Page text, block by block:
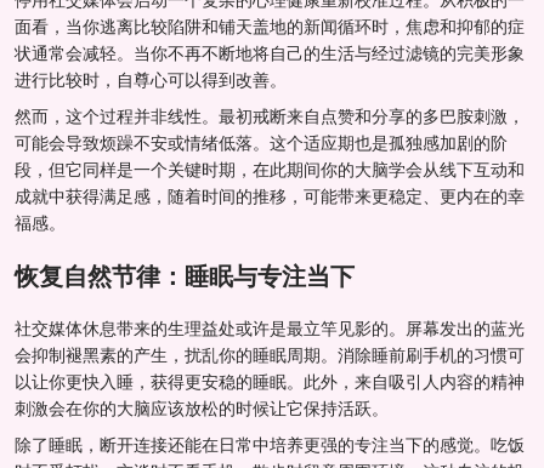
面看，当你逃离比较陷阱和铺天盖地的新闻循环时，焦虑和抑郁的症
状通常会减轻。当你不再不断地将自己的生活与经过滤镜的完美形象
进行比较时，自尊心可以得到改善。
然而，这个过程并非线性。最初戒断来自点赞和分享的多巴胺刺激，
可能会导致烦躁不安或情绪低落。这个适应期也是孤独感加剧的阶
段，但它同样是一个关键时期，在此期间你的大脑学会从线下互动和
成就中获得满足感，随着时间的推移，可能带来更稳定、更内在的幸
福感。
恢复自然节律：睡眠与专注当下
社交媒体休息带来的生理益处或许是最立竿见影的。屏幕发出的蓝光
会抑制褪黑素的产生，扰乱你的睡眠周期。消除睡前刷手机的习惯可
以让你更快入睡，获得更安稳的睡眠。此外，来自吸引人内容的精神
刺激会在你的大脑应该放松的时候让它保持活跃。
除了睡眠，断开连接还能在日常中培养更强的专注当下的感觉。吃饭